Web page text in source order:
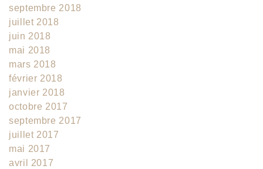
septembre 2018
juillet 2018
juin 2018
mai 2018
mars 2018
février 2018
janvier 2018
octobre 2017
septembre 2017
juillet 2017
mai 2017
avril 2017